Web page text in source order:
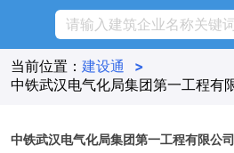
当前位置： 建设通
>
中铁武汉电气化局集团第一工程有
中铁武汉电气化局集团第一工程有限公司